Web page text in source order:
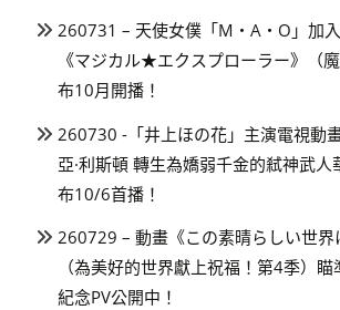
260731 – 天使女僕「M・A・O」加
《マジカル★エクスプローラー》（
布10月開播！
260730 -「井上ほの花」主演電視動
亞·利斯頓 轉生為嬌弱千金的弒神武人
布10/6首播！
260729 – 動畫《この素晴らしい世界
（為美好的世界獻上祝福！第4季）
紀念PV公開中！